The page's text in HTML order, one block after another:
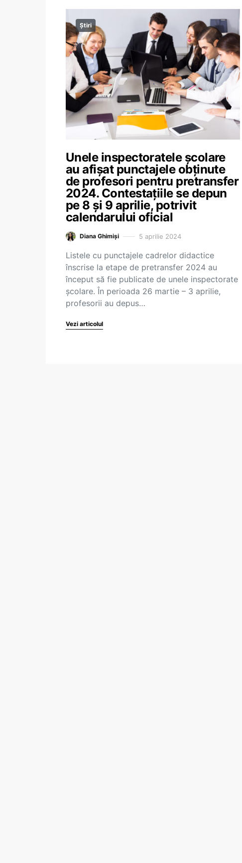
Știri
Unele inspectoratele școlare
au afișat punctajele obținute
de profesori pentru pretransfer
2024. Contestațiile se depun
pe 8 și 9 aprilie, potrivit
calendarului oficial
Diana Ghimiși 5 aprilie 2024
Listele cu punctajele cadrelor didactice
înscrise la etape de pretransfer 2024 au
început să fie publicate de unele inspectorate
școlare. În perioada 26 martie – 3 aprilie,
profesorii au depus…
Vezi articolul